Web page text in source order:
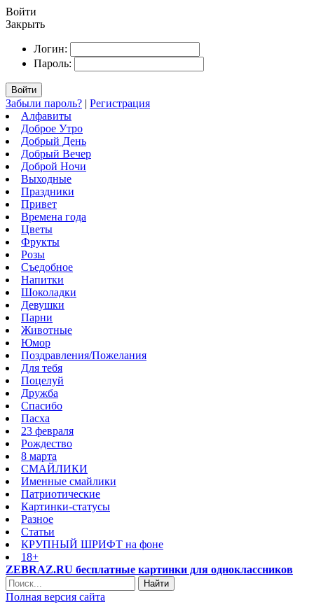
Войти
Закрыть
Логин:
Пароль:
Войти
Забыли пароль? | Регистрация
Алфавиты
Доброе Утро
Добрый День
Добрый Вечер
Доброй Ночи
Выходные
Праздники
Привет
Времена года
Цветы
Фрукты
Розы
Съедобное
Напитки
Шоколадки
Девушки
Парни
Животные
Юмор
Поздравления/Пожелания
Для тебя
Поцелуй
Дружба
Спасибо
Пасха
23 февраля
Рождество
8 марта
СМАЙЛИКИ
Именные смайлики
Патриотические
Картинки-статусы
Разное
Cтатьи
КРУПНЫЙ ШРИФТ на фоне
18+
ZEBRAZ.RU бесплатные картинки для одноклассников
Найти
Полная версия сайта